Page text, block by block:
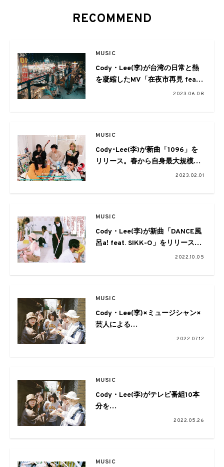
RECOMMEND
MUSIC
Cody・Lee(李)が台湾の日常と熱
を凝縮したMV「在夜市再見 feat.
開
2023.06.08
MUSIC
Cody･Lee(李)が新曲「1096」を
リリース。春から自身最大規模の
2023.02.01
MUSIC
Cody・Lee(李)が新曲「DANCE風
呂a! feat. SIKK-O」をリリース。
全国の銭湯へ無料で手製ポスター
2022.10.05
MUSIC
Cody・Lee(李)×ミュージシャン×
芸人による
自主企画スリーマンツアーを開催
2022.07.12
MUSIC
Cody・Lee(李)がテレビ番組10本
分を
詰め込んだ新作MVを公開。2022.05.26
MUSIC